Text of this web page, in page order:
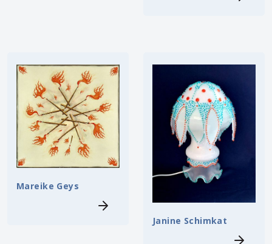
Mareike Geys
Janine Schimkat